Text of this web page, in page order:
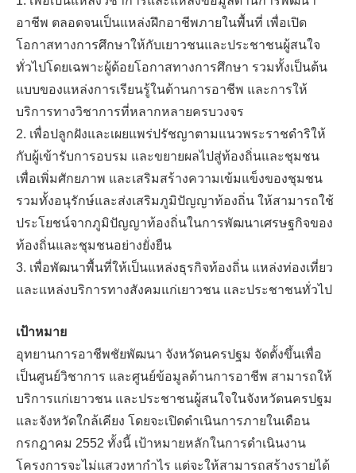
อาชีพ ตลอดจนเป็นแหล่งฝึกอาชีพภายในพื้นที่ เพื่อเปิด
โอกาสทางการศึกษาให้กับเยาวชนและประชาชนผู้สนใจ
ทั่วไปโดยเฉพาะผู้ด้อยโอกาสทางการศึกษา รวมทั้งเป็นต้น
แบบของแหล่งการเรียนรู้ในด้านการอาชีพ และการให้
บริการทางวิชาการที่หลากหลายครบวงจร
2. เพื่อปลูกฝังและเผยแพร่ปรัชญาตามแนวพระราชดำริให้
กับผู้เข้ารับการอบรม และขยายผลไปสู่ท้องถิ่นและชุมชน
เพื่อเพิ่มศักยภาพ และเสริมสร้างความเข้มแข็งของชุมชน
รวมทั้งอนุรักษ์และส่งเสริมภูมิปัญญาท้องถิ่น ให้สามารถใช้
ประโยชน์จากภูมิปัญญาท้องถิ่นในการพัฒนาเศรษฐกิจของ
ท้องถิ่นและชุมชนอย่างยั่งยืน
3. เพื่อพัฒนาพื้นที่ให้เป็นแหล่งธุรกิจท้องถิ่น แหล่งท่องเที่ยว
และแหล่งบริการทางสังคมแก่เยาวชน และประชาชนทั่วไป
เป้าหมาย
อุทยานการอาชีพชัยพัฒนา จังหวัดนครปฐม จัดตั้งขึ้นเพื่อ
เป็นศูนย์วิชาการ และศูนย์ข้อมูลด้านการอาชีพ สามารถให้
บริการแก่เยาวชน และประชาชนผู้สนใจในจังหวัดนครปฐม
และจังหวัดใกล้เคียง โดยจะเปิดดำเนินการภายในเดือน
กรกฎาคม 2552 ทั้งนี้ เป้าหมายหลักในการดำเนินงาน
โครงการจะไม่แสวงหากำไร แต่จะให้สามารถสร้างรายได้